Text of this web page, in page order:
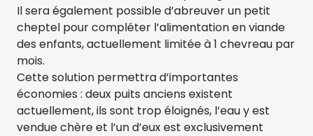
Il sera également possible d’abreuver un petit
cheptel pour compléter l’alimentation en viande
des enfants, actuellement limitée à 1 chevreau par
mois.
Cette solution permettra d’importantes
économies : deux puits anciens existent
actuellement, ils sont trop éloignés, l’eau y est
vendue chère et l’un d’eux est exclusivement